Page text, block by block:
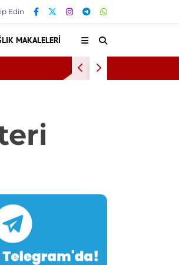
Edin
MAKALELERI
Bel ve Boyun Fıtığında Doğru Tedavi